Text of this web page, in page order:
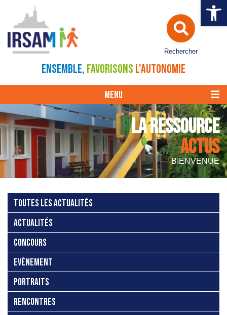
Ouvrir
Rechercher
ENSEMBLE, FAVORISONS L'AUTONOMIE
MENU
LA RESSOURCE
ACTUS
BIENVENUE
TOUTES LES ACTUALITÉS
ACTUALITÉS
CONCOURS
EVÈNEMENT
PORTRAITS
RENCONTRES